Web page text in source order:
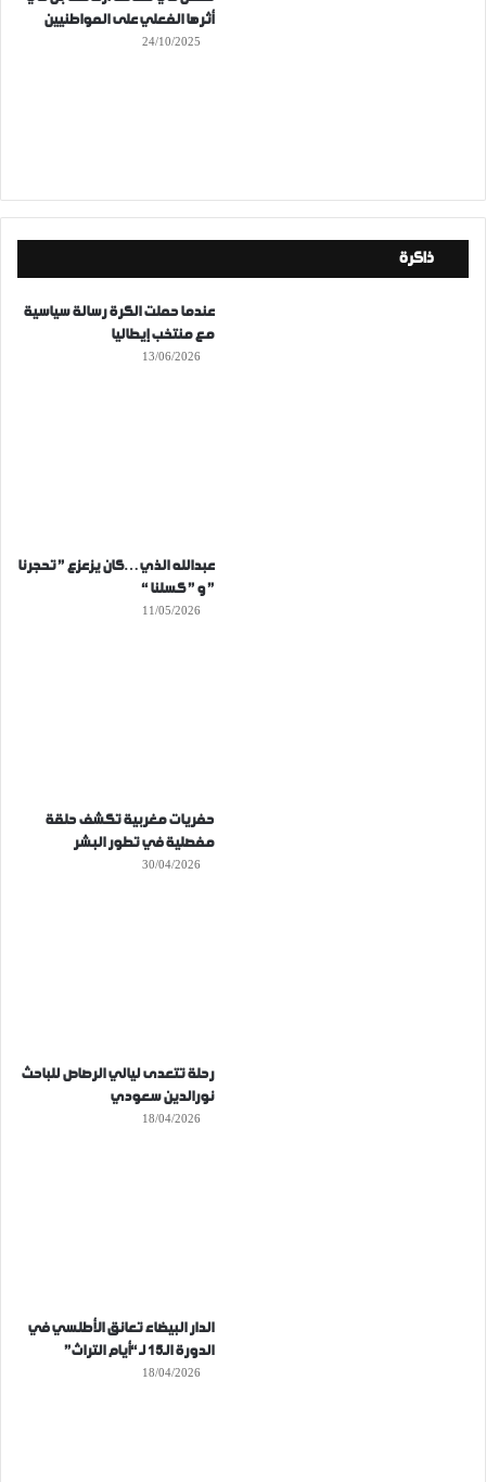
أثرها الفعلي على المواطنيين
24/10/2025
ذاكرة
عندما حملت الكرة رسالة سياسية
مع منتخب إيطاليا
13/06/2026
عبدالله الذي…كان يزعزع ” تحجرنا
” و ” كسلنا “
11/05/2026
حفريات مغربية تكشف حلقة
مفصلية في تطور البشر
30/04/2026
رحلة تتعدى ليالي الرصاص للباحث
نورالدين سعودي
18/04/2026
الدار البيضاء تعانق الأطلسي في
الدورة الـ15 لـ “أيام التراث”
18/04/2026